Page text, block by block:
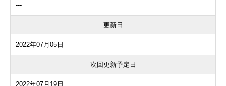
---
更新日
2022年07月05日
次回更新予定日
2022年07月19日